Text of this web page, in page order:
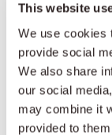
This website
We use cookies
provide social
We also share
our social
may combine it
provided to
Een mooi
met dementie.
dat was niet
te begeleiden